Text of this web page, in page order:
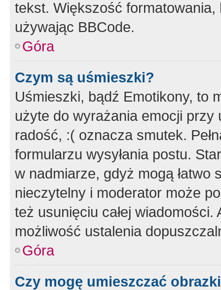
tekst. Większość
używając BBCode.
Góra
Czym są uśmieszki?
Uśmieszki, bądź Emotikony, to
użyte do wyrażania emocji
radość, :( oznacza smutek.
formularzu wysyłania postu.
w nadmiarze, gdyż mogą
nieczytelny i moderator może
też usunięciu całej
możliwość ustalenia
Góra
Czy mogę umieszczać